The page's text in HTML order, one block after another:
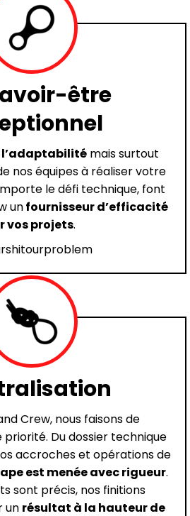
être
l’adaptabilitémais surtout
nos équipes à réaliser votre
le défi technique, font
unfournisseur d’efficacité
vos projets.
Crew, nous faisons de
Du dossier technique
accroches et opérations de
est menée avec rigueur.
sont précis, nos finitions
un résultat à la hauteur de